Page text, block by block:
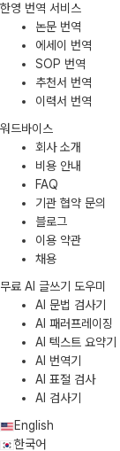
한영 번역 서비스
논문 번역
에세이 번역
SOP 번역
추천서 번역
이력서 번역
워드바이스
회사 소개
비용 안내
FAQ
기관 협약 문의
블로그
이용 약관
채용
무료 AI 글쓰기 도우미
AI 문법 검사기
AI 패러프레이징
AI 텍스트 요약기
AI 번역기
AI 표절 검사
AI 검사기
English
한국어